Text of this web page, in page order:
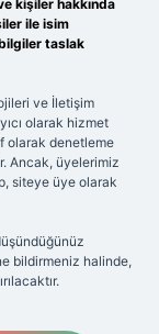
kişiler hakkında
ile isim
taslak
ve İletişim
olarak hizmet
olarak denetleme
Ancak, üyelerimiz
siteye üye olarak
bildirmeniz halinde,